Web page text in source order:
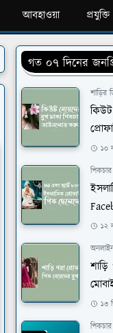
আবহাওয়া প্রযুক্তি
গত ০৭ দিনের
শাড়ির
১০
পিকচার
১২
১৩
পিকচার